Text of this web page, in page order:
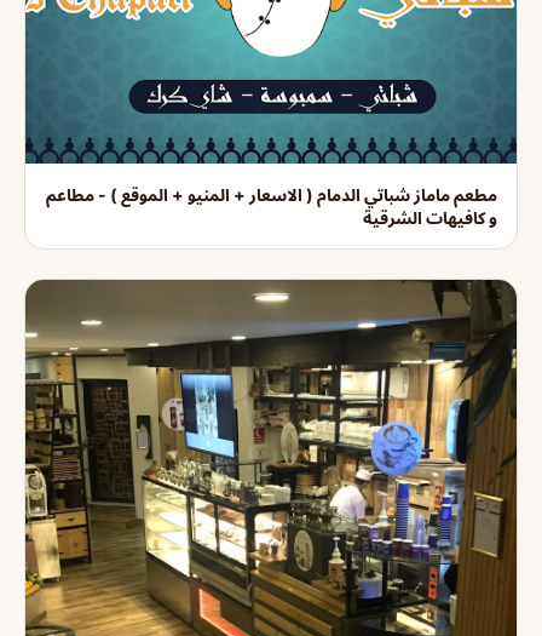
مطعم ماماز شباتي الدمام ( الاسعار + المنيو + الموقع ) - مطاعم
و كافيهات الشرقية